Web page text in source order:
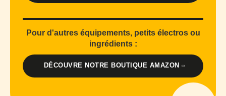
Pour d'autres équipements, petits électros ou
ingrédients :
DÉCOUVRE NOTRE BOUTIQUE AMAZON